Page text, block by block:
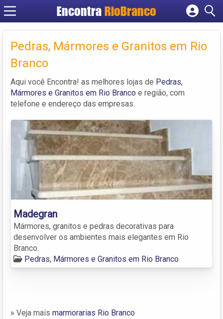
Encontra RioBranco
Cadastrar empresa
Criar conta
Pedras, Mármores e Granitos em Rio
Branco
Aqui você Encontra! as melhores lojas de Pedras,
Mármores e Granitos em Rio Branco e região, com
telefone e endereço das empresas.
Madegran
Mármores, granitos e pedras decorativas para
desenvolver os ambientes mais elegantes em Rio
Branco.
Pedras, Mármores e Granitos em Rio Branco
» Veja mais marmorarias Rio Branco